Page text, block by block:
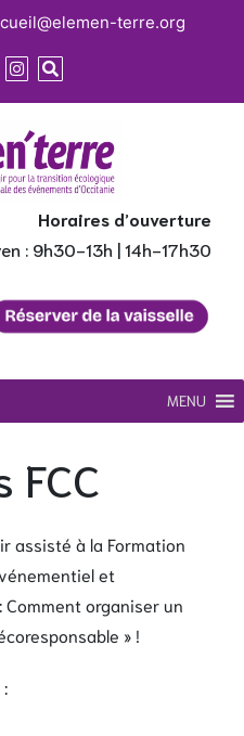
terre.org
Horaires d’ouverture
: 9h30-13h | 14h-17h30
MENU
FCC
assisté à la Formation
et
organiser un
» !